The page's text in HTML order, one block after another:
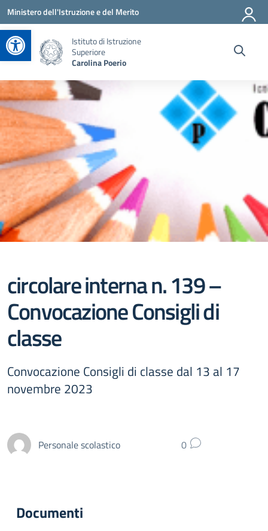
Apri la barra degli strumenti
Vai ai contenuti
Vai al menu di navigazione
Vai al footer
Ministero dell'Istruzione e del Merito
Istituto di Istruzione
Superiore
Carolina Poerio
circolare interna n. 139 –
Convocazione Consigli di
classe
Convocazione Consigli di classe dal 13 al 17
novembre 2023
Personale scolastico 0
Documenti